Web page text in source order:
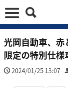
光岡自動車、
限定の特別仕
2024/01/25 13:07